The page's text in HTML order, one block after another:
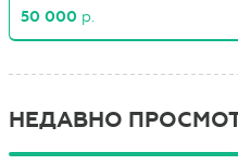
50 000 р.
НЕДАВНО